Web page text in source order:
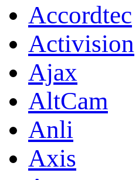
Accordtec
Activision
Ajax
AltCam
Anli
Axis